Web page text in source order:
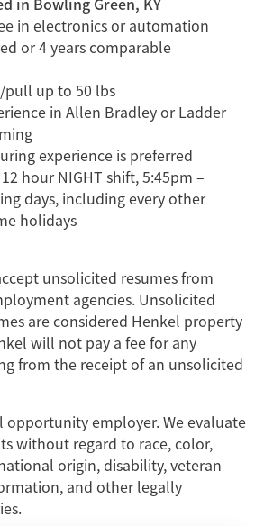
in electronics or automation
or 4 years comparable
pull up to 50 lbs
in Allen Bradley or Ladder
experience is preferred
hour NIGHT shift, 5:45pm –
days, including every other
holidays
unsolicited resumes from
agencies. Unsolicited
are considered Henkel property
will not pay a fee for any
from the receipt of an unsolicited
opportunity employer. We evaluate
without regard to race, color,
origin, disability, veteran
and other legally